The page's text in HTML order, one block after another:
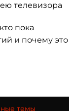
телевизора
пока
и почему это
темы